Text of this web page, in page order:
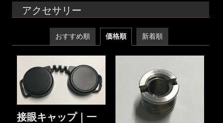
アクセサリー
おすすめ順 価格順 新着順
接眼キャップ｜一